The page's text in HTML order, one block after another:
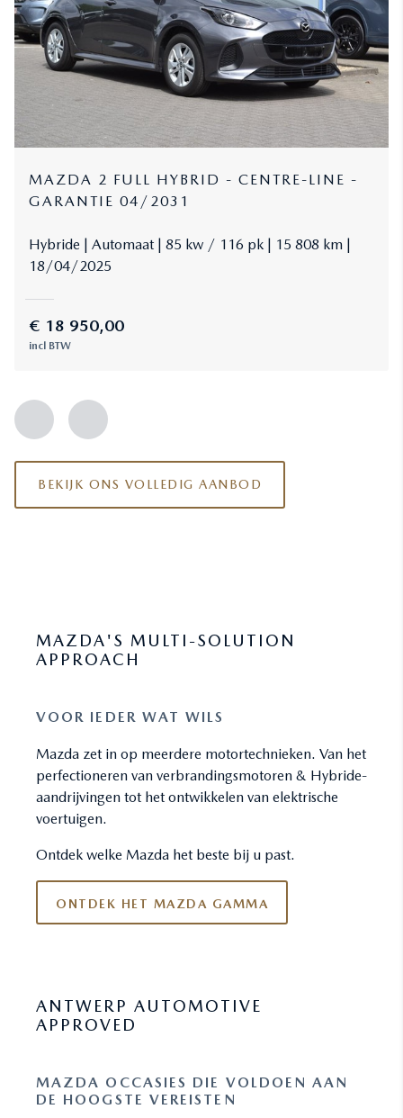
MAZDA 2 FULL HYBRID - CENTRE-LINE -
GARANTIE 04/2031
Hybride Automaat 85 kw / 116 pk
15 808 km
18/04/2025
€ 18 950,00
incl BTW
BEKIJK ONS VOLLEDIG AANBOD
MAZDA'S MULTI-SOLUTION
APPROACH
VOOR IEDER WAT WILS
Mazda zet in op meerdere motortechnieken. Van het
perfectioneren van verbrandingsmotoren & Hybride-
aandrijvingen tot het ontwikkelen van elektrische
voertuigen.
Ontdek welke Mazda het beste bij u past.
ONTDEK HET MAZDA GAMMA
ANTWERP AUTOMOTIVE
APPROVED
MAZDA OCCASIES DIE VOLDOEN AAN
DE HOOGSTE VEREISTEN